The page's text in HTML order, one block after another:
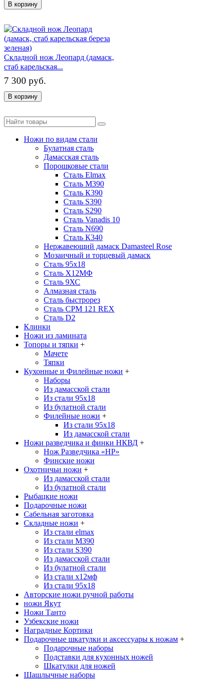
В корзину
Складной нож Леопард (дамаск,
стаб карельская...
7 300 руб.
В корзину
Ножи по видам стали
Булатная сталь
Дамасская сталь
Порошковые стали
Сталь Elmax
Сталь М390
Сталь К390
Сталь S390
Сталь S290
Сталь Vanadis 10
Сталь N690
Сталь К340
Нержавеющий дамаск Damasteel Rose
Мозаичный и торцевый дамаск
Сталь 95х18
Сталь Х12МФ
Сталь 9ХС
Алмазная сталь
Сталь быстрорез
Сталь CPM 121 REX
Сталь D2
Клинки
Ножи из ламината
Топоры и тяпки +
Мачете
Тяпки
Кухонные и Филейные ножи +
Наборы
Из дамасской стали
Из стали 95х18
Из булатной стали
Филейные ножи +
Из стали 95х18
Из дамасской стали
Ножи разведчика и финки НКВД +
Нож Разведчика «НР»
Финские ножи
Охотничьи ножи +
Из дамасской стали
Из булатной стали
Рыбацкие ножи
Подарочные ножи
Сабельная заготовка
Складные ножи +
Из стали elmax
Из стали М390
Из стали S390
Из дамасской стали
Из булатной стали
Из стали х12мф
Из стали 95х18
Авторские ножи ручной работы
ножи Якут
Ножи Танто
Узбекские ножи
Наградные Кортики
Подарочные шкатулки и аксессуары к ножам +
Подарочные наборы
Подставки для кухонных ножей
Шкатулки для ножей
Шашлычные наборы